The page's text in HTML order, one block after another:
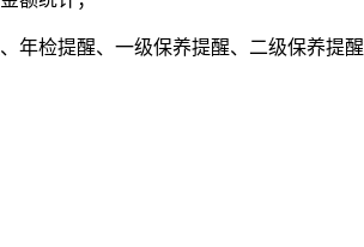
检提醒、一级保养提醒、二级保养提